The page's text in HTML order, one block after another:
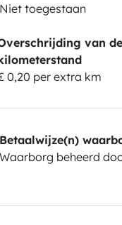
Niet toegestaan
van de
0,20 per extra km
Betaalwijze(n)
Waarborg beheerd